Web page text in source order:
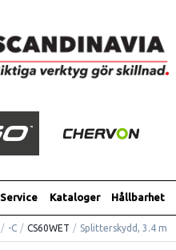
Service Kataloger Hållbarhet
/ -C / CS60WET / Splitterskydd, 3.4 m